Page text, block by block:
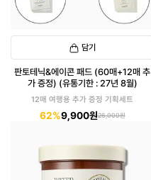
담기
판토테닉&에이콘 패드 (60매+12매 추
가 증정) (유통기한 : 27년 8월)
12매 여행용 추가 증정 기획세트
62%9,900원26,000원